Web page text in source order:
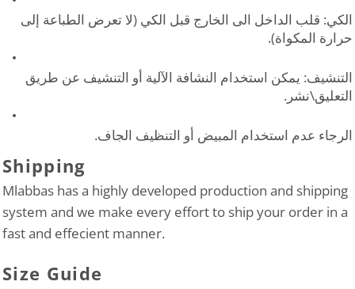
الكي: قلب الداخل الى الخارج قبل الكي (لا تعرض الطباعة إلى
حرارة المكواة).
التنشيف: يمكن استخدام النشافة الآلية أو التنشيف عن طريق
التعليق\نشر.
الرجاء عدم استخدام المبيض أو التنظيف الجاف.
Shipping
Mlabbas has a highly developed production and shipping
system and we make every effort to ship your order in a
fast and effecient manner.
Size Guide